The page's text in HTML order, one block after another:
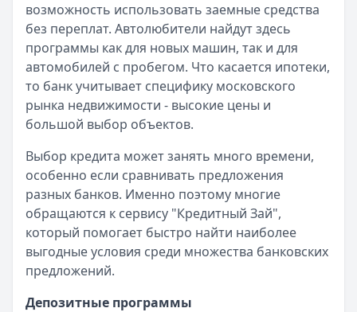
возможность использовать заемные средства
без переплат. Автолюбители найдут здесь
программы как для новых машин, так и для
автомобилей с пробегом. Что касается ипотеки,
то банк учитывает специфику московского
рынка недвижимости - высокие цены и
большой выбор объектов.
Выбор кредита может занять много времени,
особенно если сравнивать предложения
разных банков. Именно поэтому многие
обращаются к сервису "Кредитный Зай",
который помогает быстро найти наиболее
выгодные условия среди множества банковских
предложений.
Депозитные программы